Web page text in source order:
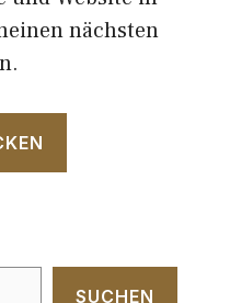
nächsten
SUCHEN